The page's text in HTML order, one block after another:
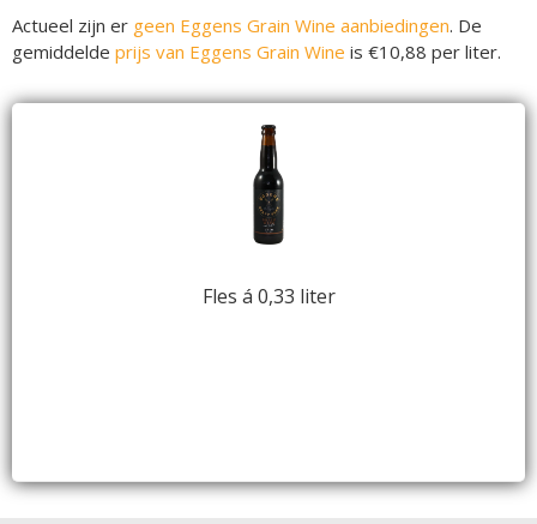
Actueel zijn er geen Eggens Grain Wine aanbiedingen. De
gemiddelde prijs van Eggens Grain Wine is €10,88 per liter.
Fles á 0,33 liter